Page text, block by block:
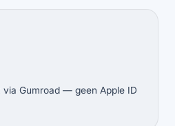
via Gumroad — geen Apple ID